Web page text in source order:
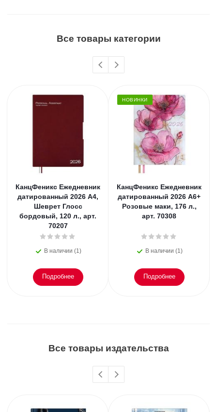
Все товары категории
КанцФеникс Ежедневник
датированный 2026 А4,
Шеврет Глосс
бордовый, 120 л., арт.
70207
В наличии (1)
Подробнее
НОВИНКИ
КанцФеникс Ежедневник
датированный 2026 А6+
Розовые маки, 176 л.,
арт. 70308
В наличии (1)
Подробнее
Все товары издательства